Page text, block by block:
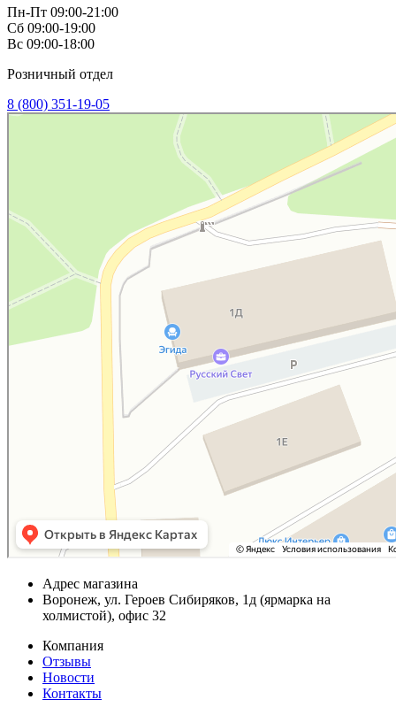
Пн-Пт 09:00-21:00
Сб 09:00-19:00
Вс 09:00-18:00
Розничный отдел
8 (800) 351-19-05
Адрес магазина
Воронеж, ул. Героев Сибиряков, 1д (ярмарка на
холмистой), офис 32
Компания
Отзывы
Новости
Контакты